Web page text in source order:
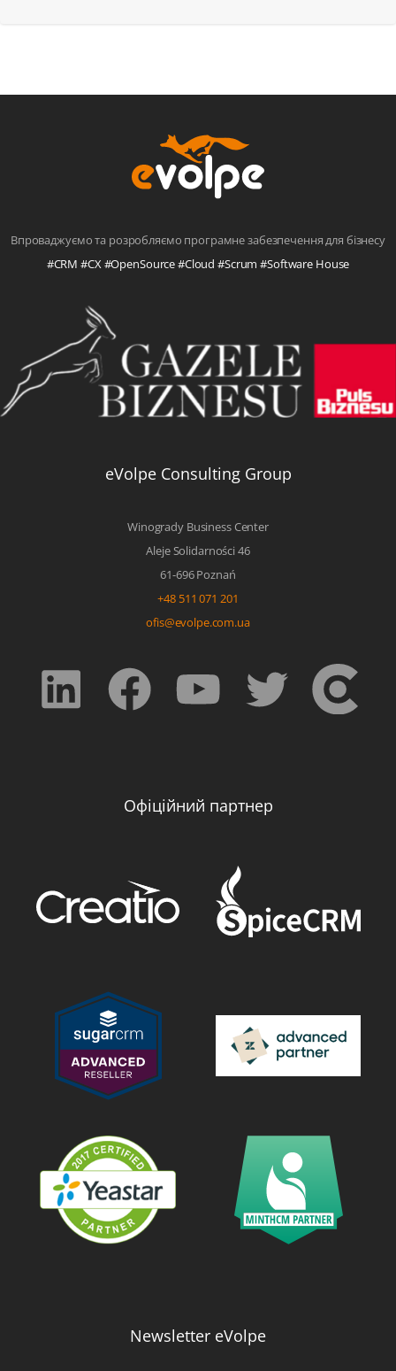
Впроваджуємо та розробляємо програмне забезпечення для бізнесу
#CRM #CX #OpenSource #Cloud #Scrum #Software House
eVolpe Consulting Group
Winogrady Business Center
Aleje Solidarności 46
61-696 Poznań
+48 511 071 201
ofis@evolpe.com.ua
Офіційний партнер
Newsletter eVolpe